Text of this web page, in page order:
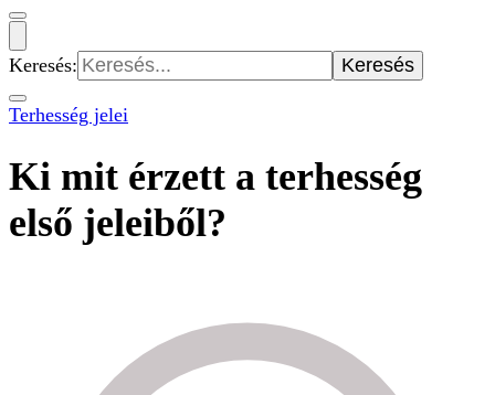
Keresés:
Terhesség jelei
Ki mit érzett a terhesség
első jeleiből?